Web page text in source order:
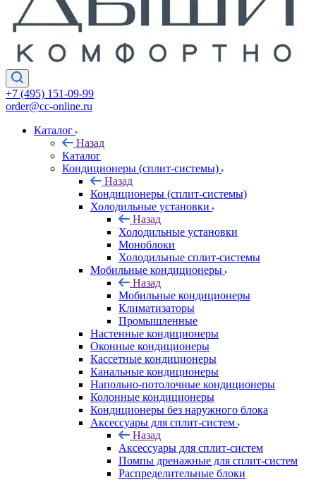
+7 (495) 151-09-99
order@cc-online.ru
Каталог
Назад
Каталог
Кондиционеры (сплит-системы)
Назад
Кондиционеры (сплит-системы)
Холодильные установки
Назад
Холодильные установки
Моноблоки
Холодильные сплит-системы
Мобильные кондиционеры
Назад
Мобильные кондиционеры
Климатизаторы
Промышленные
Настенные кондиционеры
Оконные кондиционеры
Кассетные кондиционеры
Канальные кондиционеры
Напольно-потолочные кондиционеры
Колонные кондиционеры
Кондиционеры без наружного блока
Аксессуары для сплит-систем
Назад
Аксессуары для сплит-систем
Помпы дренажные для сплит-систем
Распределительные блоки